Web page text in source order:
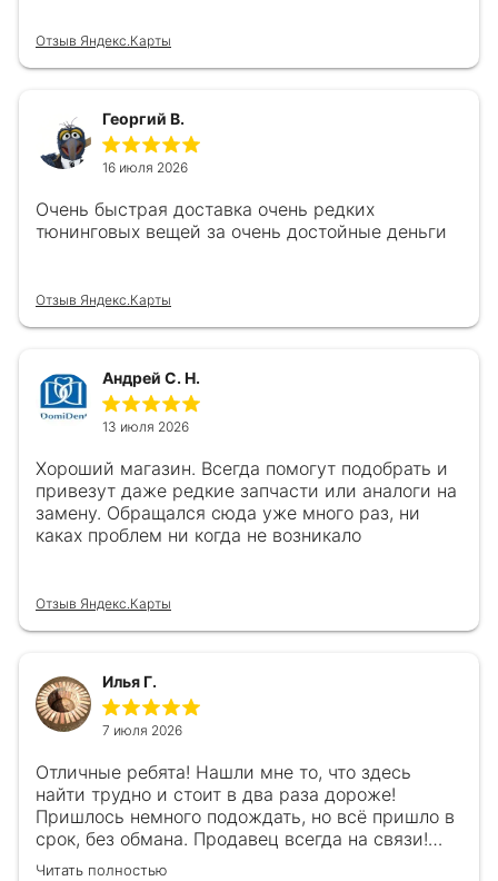
Отзыв Яндекс.Карты
Георгий В.
16 июля 2026
Очень быстрая доставка очень редких
тюнинговых вещей за очень достойные деньги
Отзыв Яндекс.Карты
Андрей С. Н.
13 июля 2026
Хороший магазин. Всегда помогут подобрать и
привезут даже редкие запчасти или аналоги на
замену. Обращался сюда уже много раз, ни
каках проблем ни когда не возникало
Отзыв Яндекс.Карты
Илья Г.
7 июля 2026
Отличные ребята! Нашли мне то, что здесь
найти трудно и стоит в два раза дороже!
Пришлось немного подождать, но всё пришло в
срок, без обмана. Продавец всегда на связи!
Буду ещё обращаться! 👍
Читать полностью